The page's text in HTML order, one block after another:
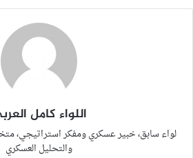
اللواء كامل
لواء سابق، خبير عسكري ومفكر استراتيجي،
والتحليل العسكري